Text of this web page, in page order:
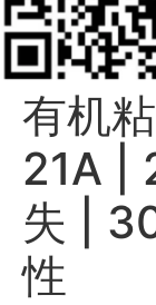
有机
21A |
失 |
性